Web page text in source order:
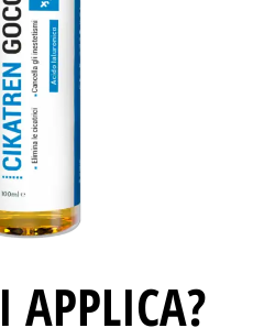
APPLICA?